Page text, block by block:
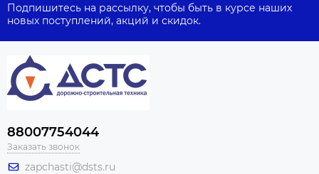
Подпишитесь на рассылку, чтобы быть в курсе наших
новых поступлений, акций и скидок.
88007754044
Заказать звонок
zapchasti@dsts.ru